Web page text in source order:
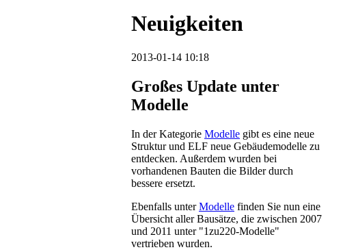
Neuigkeiten
2013-01-14 10:18
Großes Update unter
Modelle
In der Kategorie Modelle gibt es eine neue
Struktur und ELF neue Gebäudemodelle zu
entdecken. Außerdem wurden bei
vorhandenen Bauten die Bilder durch
bessere ersetzt.
Ebenfalls unterModelle finden Sie nun eine
Übersicht aller Bausätze, die zwischen 2007
und 2011 unter "1zu220-Modelle"
vertrieben wurden.